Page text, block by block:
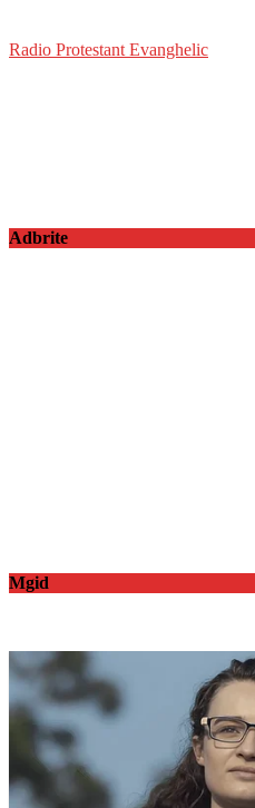
Radio Protestant Evanghelic
Adbrite
Mgid